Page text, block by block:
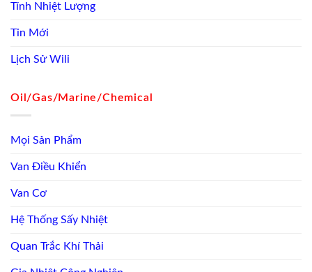
Tính Nhiệt Lượng
Tin Mới
Lịch Sử Wili
Oil/Gas/Marine/Chemical
Mọi Sản Phẩm
Van Điều Khiển
Van Cơ
Hệ Thống Sấy Nhiệt
Quan Trắc Khí Thải